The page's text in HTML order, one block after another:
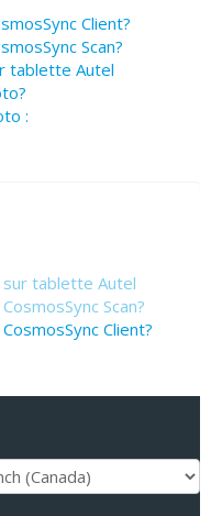
Client?
Scan?
tablette Autel
:
tablette Autel
Scan?
Client?